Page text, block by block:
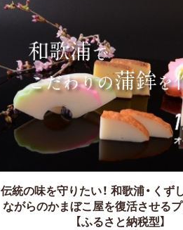
伝統の味を守りたい！ 和歌浦・くず
ながらのかまぼこ屋を復活させる
【ふるさと納税型】